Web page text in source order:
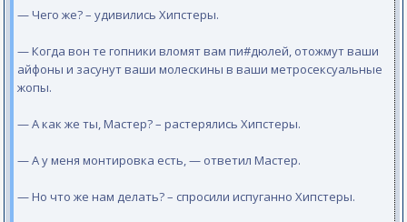
— Чего же? – удивились Хипстеры.
— Когда вон те гопники вломят вам пи#дюлей, отожмут ваши
айфоны и засунут ваши молескины в ваши метросексуальные
жопы.
— А как же ты, Мастер? – растерялись Хипстеры.
— А у меня монтировка есть, — ответил Мастер.
— Но что же нам делать? – спросили испуганно Хипстеры.